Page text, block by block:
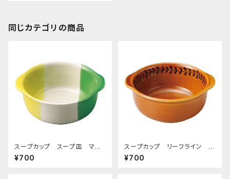
同じカテゴリの商品
スープカップ スープ皿 マハ
ラジャ
¥700
スープカップ リーフライン ア
メ
¥700